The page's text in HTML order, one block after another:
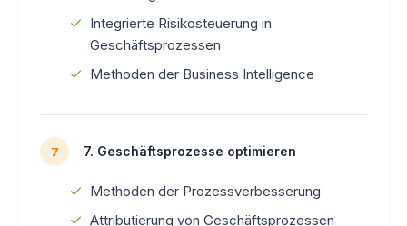
Integrierte Risikosteuerung in
Geschäftsprozessen
Methoden der Business Intelligence
7 7. Geschäftsprozesse optimieren
Methoden der Prozessverbesserung
Attributierung von Geschäftsprozessen